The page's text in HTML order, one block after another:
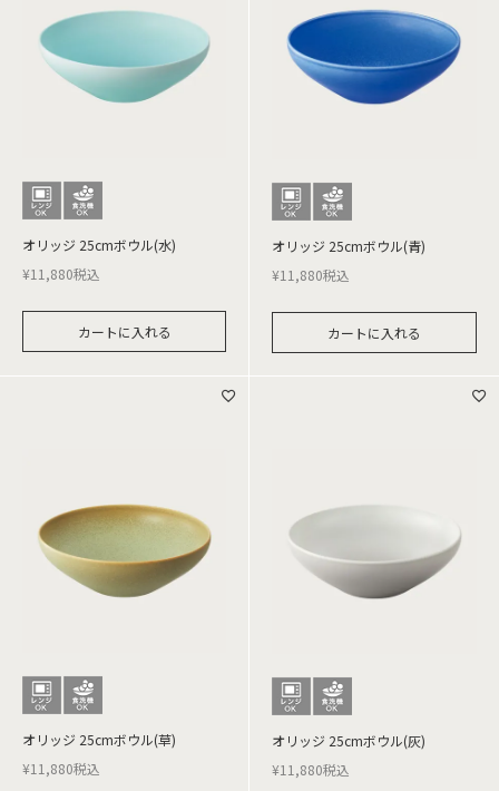
オリッジ 25cmボウル(水)
¥11,880税込
カートに入れる
オリッジ 25cmボウル(青)
¥11,880税込
カートに入れる
オリッジ 25cmボウル(草)
¥11,880税込
オリッジ 25cmボウル(灰)
¥11,880税込